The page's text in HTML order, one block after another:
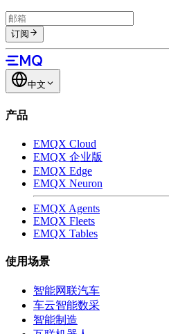
订阅
中文
产品
EMQX Cloud
EMQX 企业版
EMQX Edge
EMQX Neuron
EMQX Agents
EMQX Fleets
EMQX Tables
使用场景
智能网联汽车
车云智能数采
智能制造